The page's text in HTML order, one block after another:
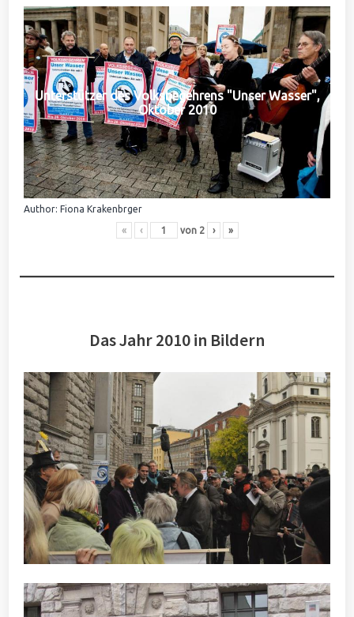
Unterstützer des Volksbegehrens "Unser Wasser",
Oktober 2010
Author: Fiona Krakenbrger
« ‹ von 2 › »
Das Jahr 2010 in Bildern